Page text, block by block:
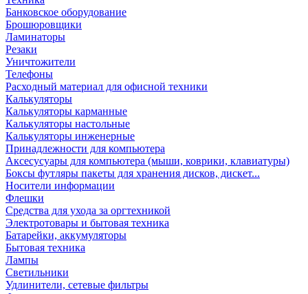
Банковское оборудование
Брошюровщики
Ламинаторы
Резаки
Уничтожители
Телефоны
Расходный материал для офисной техники
Калькуляторы
Калькуляторы карманные
Калькуляторы настольные
Калькуляторы инженерные
Принадлежности для компьютера
Аксесусуары для компьютера (мыши, коврики, клавиатуры)
Боксы футляры пакеты для хранения дисков, дискет...
Носители информации
Флешки
Средства для ухода за оргтехникой
Электротовары и бытовая техника
Батарейки, аккумуляторы
Бытовая техника
Лампы
Светильники
Удлинители, сетевые фильтры